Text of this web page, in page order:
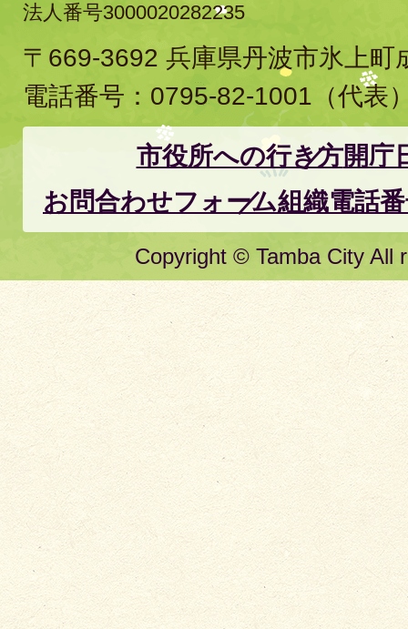
法人番号3000020282235
〒669-3692 兵庫県丹波市氷上町
電話番号： 0795-82-1001 （代表
市役所への行き方開庁
お問合わせフォーム組織電話
Copyright © Tamba City All